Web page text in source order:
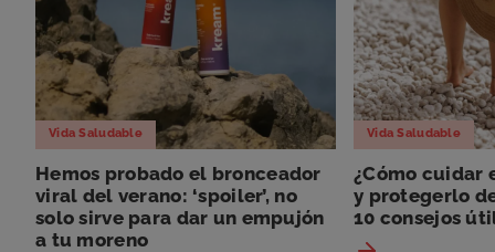
Vida Saludable
Hemos probado el bronceador
viral del verano: ‘spoiler’, no
solo sirve para dar un empujón
a tu moreno
Vida Saludable
¿Cómo cuidar
y protegerlo
10 consejos